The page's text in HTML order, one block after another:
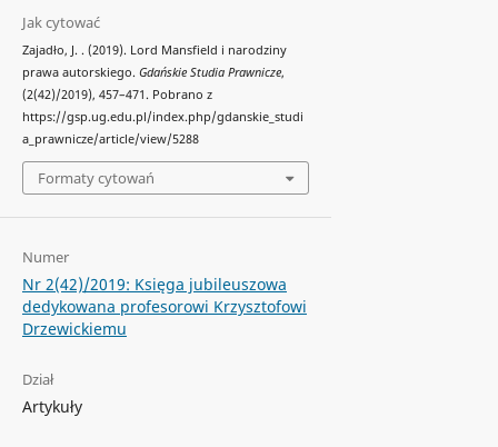
Jak cytować
Zajadło, J. . (2019). Lord Mansfield i narodziny
prawa autorskiego. Gdańskie Studia Prawnicze,
(2(42)/2019), 457–471. Pobrano z
https://gsp.ug.edu.pl/index.php/gdanskie_studi
a_prawnicze/article/view/5288
Formaty cytowań
Numer
Nr 2(42)/2019: Księga jubileuszowa
dedykowana profesorowi Krzysztofowi
Drzewickiemu
Dział
Artykuły